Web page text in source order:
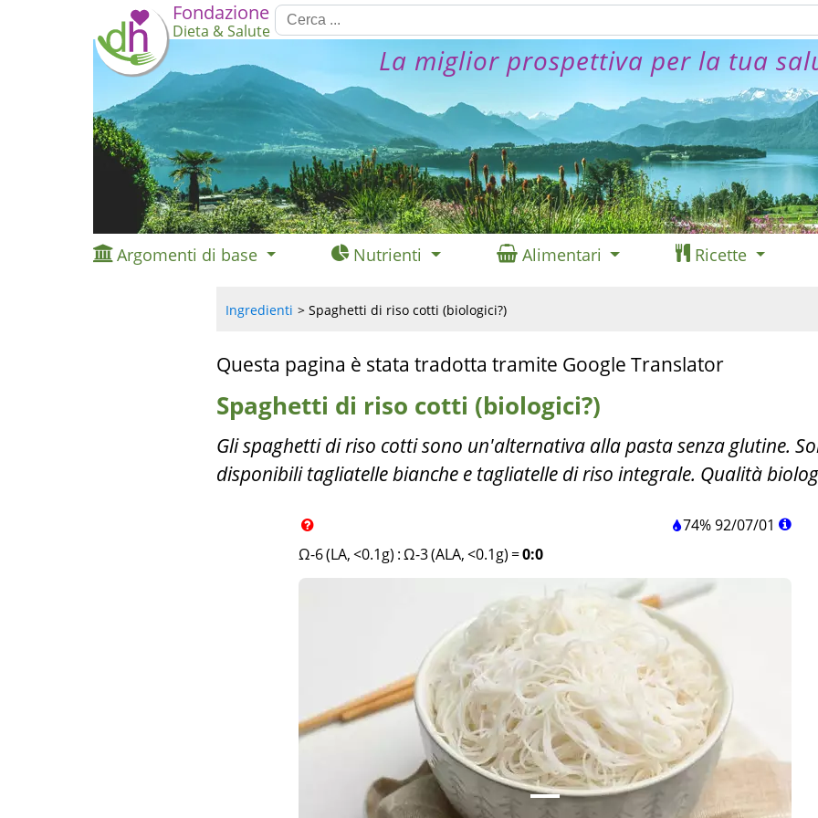
Fondazione
Dieta & Salute
La miglior prospettiva per la tua
Argomenti di base Nutrienti Alimentari Ricette
Ingredienti Spaghetti di riso cotti (biologici?)
Questa pagina è stata tradotta tramite Google Translator
Spaghetti di riso cotti (biologici?)
Gli spaghetti di riso cotti sono un'alternativa alla pasta senza glutine.
disponibili tagliatelle bianche e tagliatelle di riso integrale. Qualità
74%92/07/01
Ω-6 (LA, <0.1g) :Ω-3 (ALA, <0.1g) =0:0